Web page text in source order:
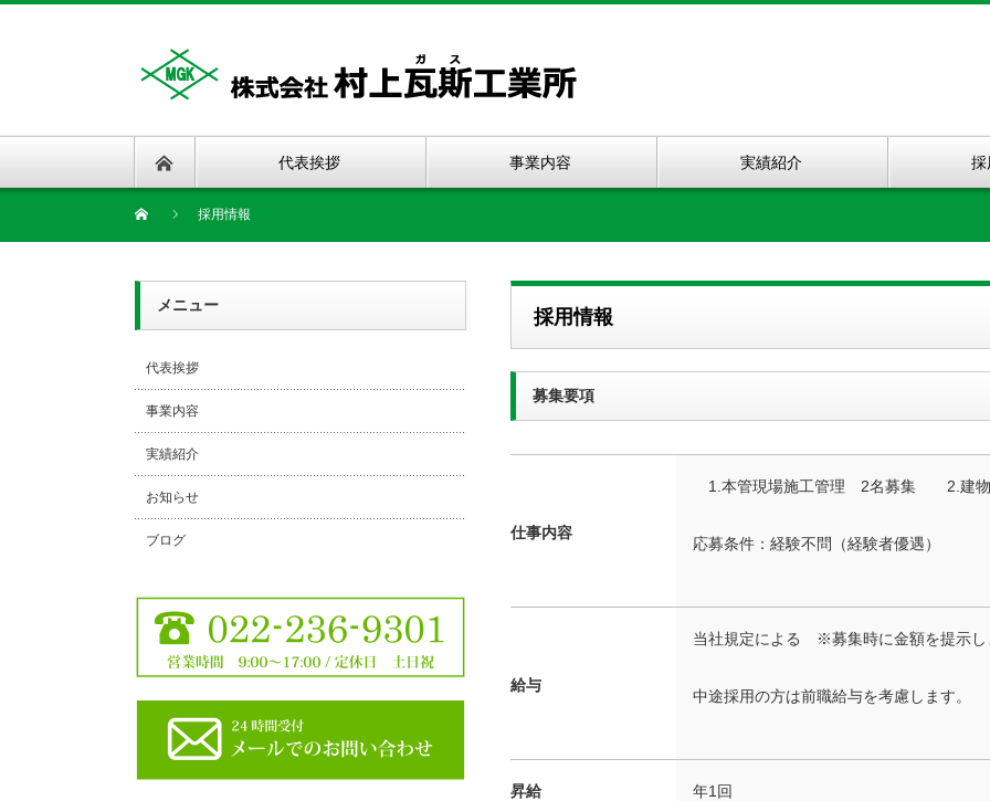
代表挨拶 事業内容 実績紹介 採
採用情報
採用情報
募集要項
仕事内容
1.本管現場施工管理 2名募集 2.建
応募条件：経験不問（経験者優遇）
給与
当社規定による ※募集時に金額を提示し
中途採用の方は前職給与を考慮します。
昇給 年1回
メニュー
代表挨拶
事業内容
実績紹介
お知らせ
ブログ